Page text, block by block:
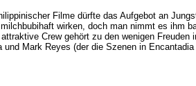
Filme dürfte das Aufgebot an
wirken, doch man nimmt es ihm
Crew gehört zu den wenigen
Mark Reyes (der die Szenen in